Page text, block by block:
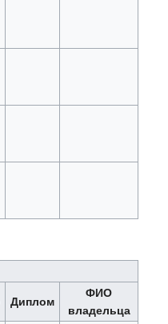
Диплом
ФИО
владельца